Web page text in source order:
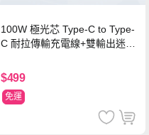
100W 極光芯 Type-C to Type-
C 耐拉傳輸充電線+雙輸出迷你
$499
免運